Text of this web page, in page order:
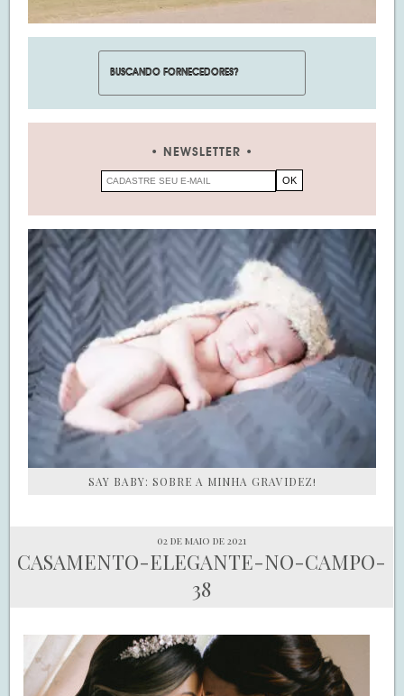
NEWSLETTER
SAY BABY: SOBRE A MINHA GRAVIDEZ!
02 de maio de 2021
CASAMENTO-ELEGANTE-NO-CAMPO-
38